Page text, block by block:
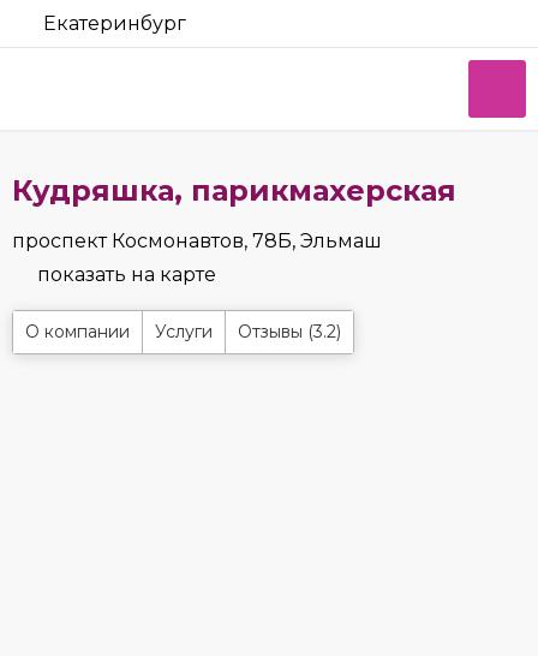
Екатеринбург
Кудряшка, парикмахерская
проспект Космонавтов, 78Б, Эльмаш
показать на карте
О компании Услуги Отзывы (3.2)